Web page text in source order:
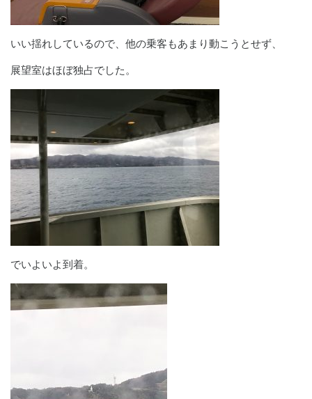
いい揺れしているので、他の乗客もあまり動こうとせず、
展望室はほぼ独占でした。
でいよいよ到着。